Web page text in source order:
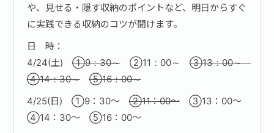
や、見せる・隠す収納のポイントなど、明日からすぐ
に実践できる収納のコツが聞けます。
日 時：
4/24(土)①9：30～②11：00～③13：00～
④14：30～
⑤16：00～
4/25(日) ①9：30～②11：00～③13：00～
④14：30～ ⑤16：00～